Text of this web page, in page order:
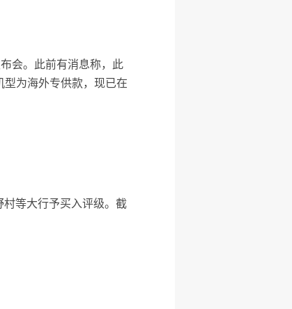
会。此前有消息称，此
型为海外专供款，现已在
村等大行予买入评级。截